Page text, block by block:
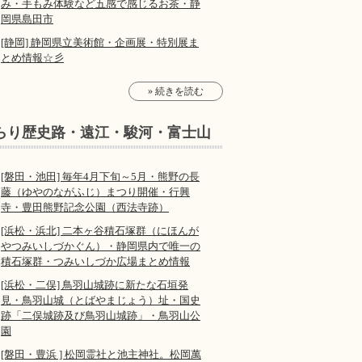
み・手もみ体験など五感で感じるお茶・静
岡県島田市
[静岡] 静岡県立美術館・企画展・特別展ま
とめ情報☆彡
» 続きを読む
り歴史路・遠江・駿河・富士山
[磐田・池田] 毎年4月下旬～5月・熊野の長
藤（ゆやのながふじ）まつり開催・行興
寺・豊田熊野記念公園（西法寺跡）
[浜松・浜北] 二本ヶ谷積石塚群（にほんが
やつみいしづかぐん）・静岡県内で唯一の
積石塚群・つみいしづか広場まとめ情報
[浜松・二俣] 鳥羽山城跡に新たな石垣発
見・鳥羽山城（とばやまじょう）址・国史
跡「二俣城跡及び鳥羽山城跡」・鳥羽山公
園
[磐田・豊浜 ] 松岡霊社と池主神社。松岡萬